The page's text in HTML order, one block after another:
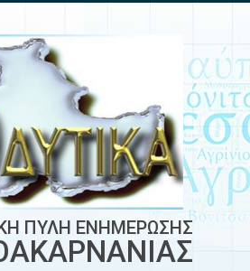
ΠΥΛΗ ΕΝΗΜΕΡΩΣΗΣ